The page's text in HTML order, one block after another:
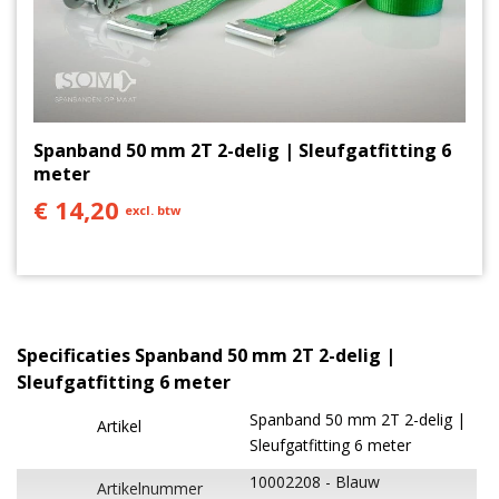
Spanband 50 mm 2T 2-delig | Sleufgatfitting 6
meter
€ 14,20 excl. btw
Specificaties Spanband 50 mm 2T 2-delig |
Sleufgatfitting 6 meter
Artikel
Spanband 50 mm 2T 2-delig |
Sleufgatfitting 6 meter
Artikelnummer 10002208 Blauw